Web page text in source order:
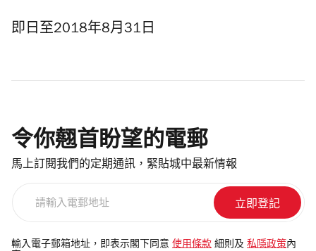
即日至2018年8月31日
令你翹首盼望的電郵
馬上訂閱我們的定期通訊，緊貼城中最新情報
電
輸入電子郵箱地址，即表示閣下同意 使用條款 細則及 私隱政策 內